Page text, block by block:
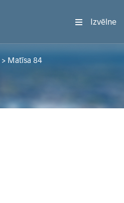
Izvēlne
> Matīsa 84